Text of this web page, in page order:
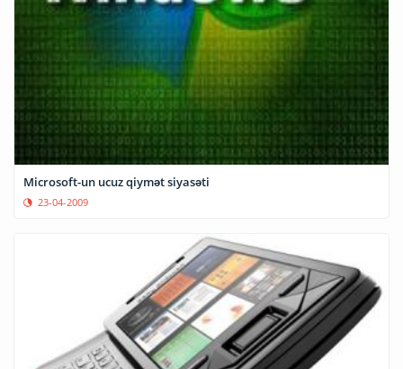
Microsoft-un ucuz qiymət siyasəti
23-04-2009